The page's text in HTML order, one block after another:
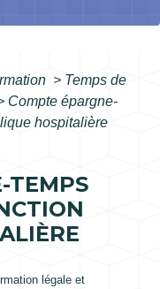
> Temps de
Compte épargne-
hospitalière
TEMPS
légale et